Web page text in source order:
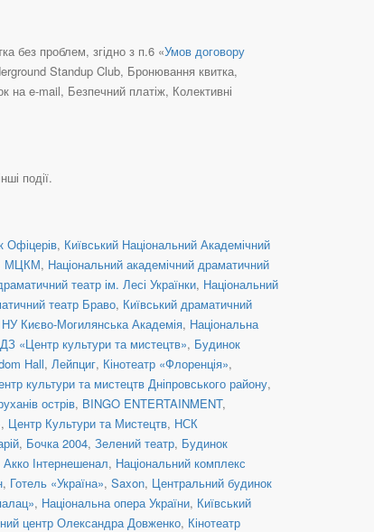
без проблем, згідно з п.6 «Умов договору
Standup Club, Бронювання квитка,
e-mail, Безпечний платіж, Колективні
події.
Офіцерів, Київський Національний Академічний
МЦКМ, Національний академічний драматичний
театр ім. Лесі Українки, Національний
театр Браво, Київський драматичний
Києво-Могилянська Академія, Національна
ДЗ «Центр культури та мистецтв», Будинок
Hall, Лейпциг, Кінотеатр «Флоренція»,
культури та мистецтв Дніпровського району,
острів, BINGO ENTERTAINMENT,
, Центр Культури та Мистецтв, НСК
, Бочка 2004, Зелений театр, Будинок
Акко Інтернешенал, Національний комплекс
, Готель «Україна», Saxon, Центральний будинок
, Національна опера України, Київський
центр Олександра Довженко, Кінотеатр